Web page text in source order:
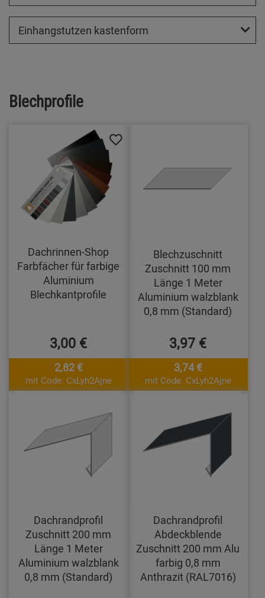
Einhangstutzen kastenform
Blechprofile
Dachrinnen-Shop
Farbfächer für farbige
Aluminium
Blechkantprofile
3,00 €
2,82 €
mit Code: CxLyh2Ajne
Blechzuschnitt
Zuschnitt 100 mm
Länge 1 Meter
Aluminium walzblank
0,8 mm (Standard)
3,97 €
3,74 €
mit Code: CxLyh2Ajne
Dachrandprofil
Zuschnitt 200 mm
Länge 1 Meter
Aluminium walzblank
0,8 mm (Standard)
Dachrandprofil
Abdeckblende
Zuschnitt 200 mm Alu
farbig 0,8 mm
Anthrazit (RAL7016)